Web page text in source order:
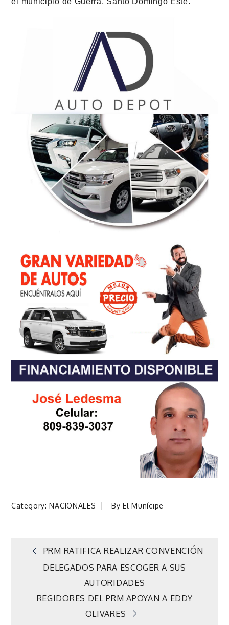
Category:NACIONALES ByEl Munícipe
Navegación
entradas
PRM RATIFICA REALIZAR CONVENCIÓN
DELEGADOS PARA ESCOGER A SUS
AUTORIDADES
REGIDORES DEL PRM APOYAN A EDDY
OLIVARES